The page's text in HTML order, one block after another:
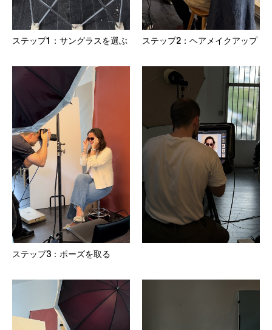
ステップ1：サングラスを選ぶ ステップ2：ヘアメイクアップ
ステップ3：ポーズを取る